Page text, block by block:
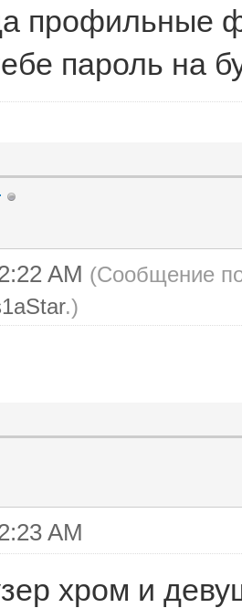
профильные
пароль на
AM (Сообщение
.)
AM
хром и